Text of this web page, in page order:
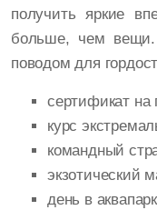
получить яркие
больше, чем вещи.
поводом для
сертификат на
курс
командный
экзотический
день в